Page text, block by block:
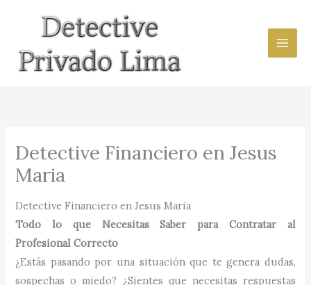
contenido
Detective Financiero en Jesus
Maria
Detective Financiero en Jesus Maria
Todo lo que Necesitas Saber para Contratar al
Profesional Correcto
¿Estás pasando por una situación que te genera dudas,
sospechas o miedo? ¿Sientes que necesitas respuestas